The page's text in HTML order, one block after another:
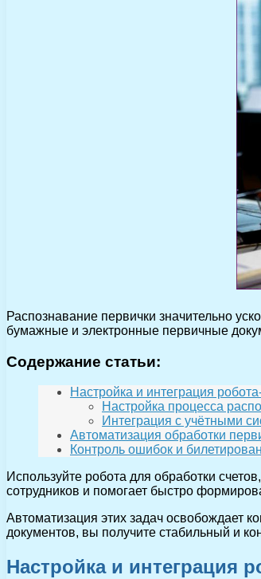
Распознавание первички значительно
бумажные и электронные первичные
Содержание статьи:
Настройка и интеграция
Настройка процесса
Интеграция с учётными
Автоматизация обработки
Контроль ошибок и
Используйте робота для обработки
сотрудников и помогает быстро
Автоматизация этих задач освобождает
документов, вы получите стабильный и
Настройка и интеграция